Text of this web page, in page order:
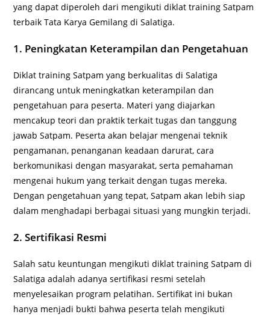
yang dapat diperoleh dari mengikuti diklat training Satpam
terbaik Tata Karya Gemilang di Salatiga.
1. Peningkatan Keterampilan dan Pengetahuan
Diklat training Satpam yang berkualitas di Salatiga
dirancang untuk meningkatkan keterampilan dan
pengetahuan para peserta. Materi yang diajarkan
mencakup teori dan praktik terkait tugas dan tanggung
jawab Satpam. Peserta akan belajar mengenai teknik
pengamanan, penanganan keadaan darurat, cara
berkomunikasi dengan masyarakat, serta pemahaman
mengenai hukum yang terkait dengan tugas mereka.
Dengan pengetahuan yang tepat, Satpam akan lebih siap
dalam menghadapi berbagai situasi yang mungkin terjadi.
2. Sertifikasi Resmi
Salah satu keuntungan mengikuti diklat training Satpam di
Salatiga adalah adanya sertifikasi resmi setelah
menyelesaikan program pelatihan. Sertifikat ini bukan
hanya menjadi bukti bahwa peserta telah mengikuti